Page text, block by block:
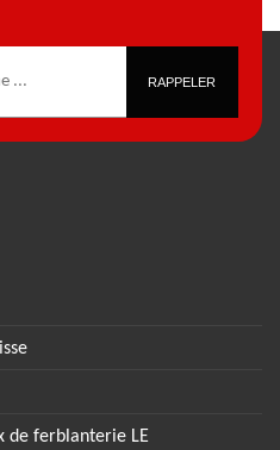
de ferblanterie LE